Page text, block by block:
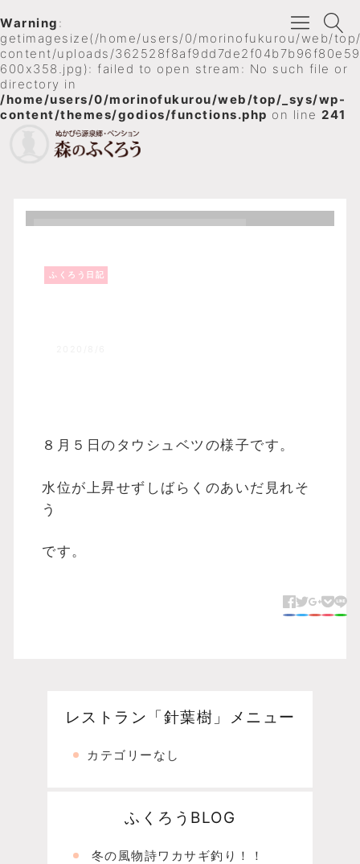
Warning :
getimagesize(/home/users/0/morinofukurou/web/
content/uploads/
600x358.jpg): failed to open stream: No such file or
directory in
/home/users/0/morinofukurou/web/top/_sys/wp-
content/themes/godios/functions.php on line 241
ふくろう日記
８月５日のタウシュベツの様子です。
水位が上昇せずしばらくのあいだ見れそ
う
です。
レストラン「針葉樹」メニュー
カテゴリーなし
ふくろうBLOG
冬の風物詩ワカサギ釣り！！